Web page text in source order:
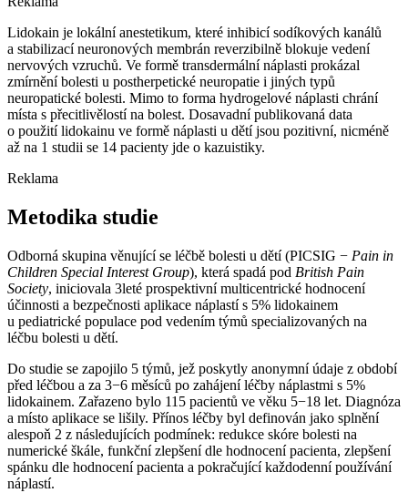
Lidokain je lokální anestetikum, které inhibicí sodíkových kanálů
a stabilizací neuronových membrán reverzibilně blokuje vedení
nervových vzruchů. Ve formě transdermální náplasti prokázal
zmírnění bolesti u postherpetické neuropatie i jiných typů
neuropatické bolesti. Mimo to forma hydrogelové náplasti chrání
místa s přecitlivělostí na bolest. Dosavadní publikovaná data
o použití lidokainu ve formě náplasti u dětí jsou pozitivní, nicméně
až na 1 studii se 14 pacienty jde o kazuistiky.
Reklama
Metodika studie
Odborná skupina věnující se léčbě bolesti u dětí (PICSIG −⁠ Pain in
Children Special Interest Group), která spadá pod British Pain
Society, iniciovala 3leté prospektivní multicentrické hodnocení
účinnosti a bezpečnosti aplikace náplastí s 5% lidokainem
u pediatrické populace pod vedením týmů specializovaných na
léčbu bolesti u dětí.
Do studie se zapojilo 5 týmů, jež poskytly anonymní údaje z období
před léčbou a za 3−6 měsíců po zahájení léčby náplastmi s 5%
lidokainem. Zařazeno bylo 115 pacientů ve věku 5−18 let. Diagnóza
a místo aplikace se lišily. Přínos léčby byl definován jako splnění
alespoň 2 z následujících podmínek: redukce skóre bolesti na
numerické škále, funkční zlepšení dle hodnocení pacienta, zlepšení
spánku dle hodnocení pacienta a pokračující každodenní používání
náplastí.